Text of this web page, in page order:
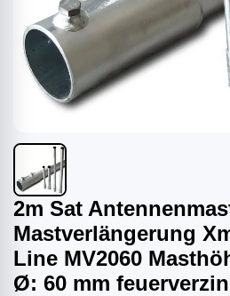
2m Sat
Mastverlängerung
Line MV2060
Ø: 60 mm